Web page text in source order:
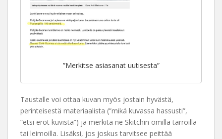
”Merkitse asiasanat uutisesta”
Taustalle voi ottaa kuvan myös jostain hyvästä,
perinteisestä materiaalista (”mikä kuvassa hassusti”,
”etsi erot kuvista”) ja merkitä ne Skitchin omilla tarroilla
tai leimoilla. Lisäksi, jos joskus tarvitsee peittää